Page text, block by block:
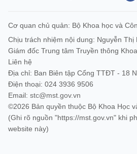
Cơ quan chủ quản: Bộ Khoa học và
Chịu trách nhiệm nội dung: Nguyễn Thị
Giám đốc Trung tâm Truyền thông
Liên hệ
Địa chỉ: Ban Biên tập Cổng TTĐT - 18
Điện thoại: 024 3936 9506
Email: stc@mst.gov.vn
©2026 Bản quyền thuộc Bộ Khoa Học
(Ghi rõ nguồn "https://mst.gov.vn" khi
website này)